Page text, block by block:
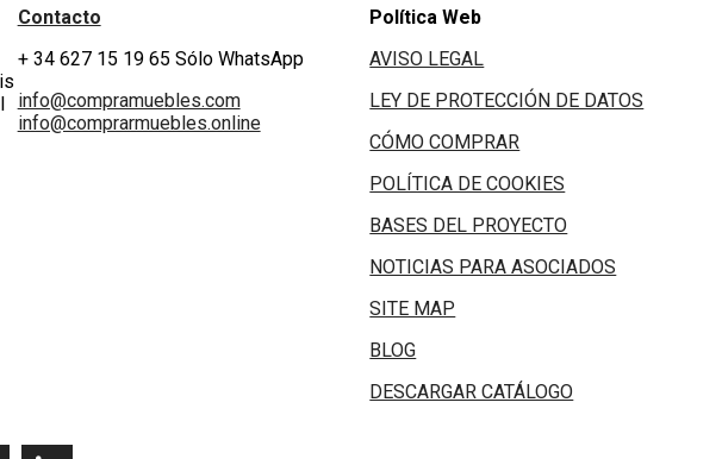
Contacto
+ 34 627 15 19 65 Sólo WhatsApp
info@compramuebles.com
info@comprarmuebles.online
Política Web
AVISO LEGAL
LEY DE PROTECCIÓN DE DATOS
CÓMO COMPRAR
POLÍTICA DE COOKIES
BASES DEL PROYECTO
NOTICIAS PARA ASOCIADOS
SITE MAP
BLOG
DESCARGAR CATÁLOGO